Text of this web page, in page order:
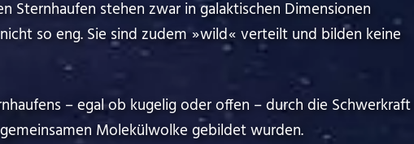
Sternhaufen stehen zwar in galaktischen Dimensionen
so eng. Sie sind zudem ⁠ ⁠»⁠ ⁠wild⁠ ⁠«⁠ ⁠ verteilt und bilden keine
– egal ob kugelig oder offen – durch die Schwerkraft
Molekül­wolke gebildet wurden.